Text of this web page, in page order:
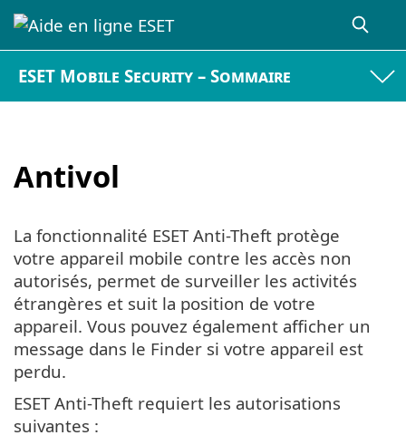
ESET Mobile Security – Sommaire
Antivol
La fonctionnalité ESET Anti-Theft protège
votre appareil mobile contre les accès non
autorisés, permet de surveiller les activités
étrangères et suit la position de votre
appareil. Vous pouvez également afficher un
message dans le Finder si votre appareil est
perdu.
ESET Anti-Theft requiert les autorisations
suivantes :